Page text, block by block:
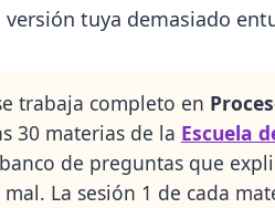
versión tuya demasiado
trabaja completo en
30 materias de la Escuela
de preguntas que
La sesión 1 de cada